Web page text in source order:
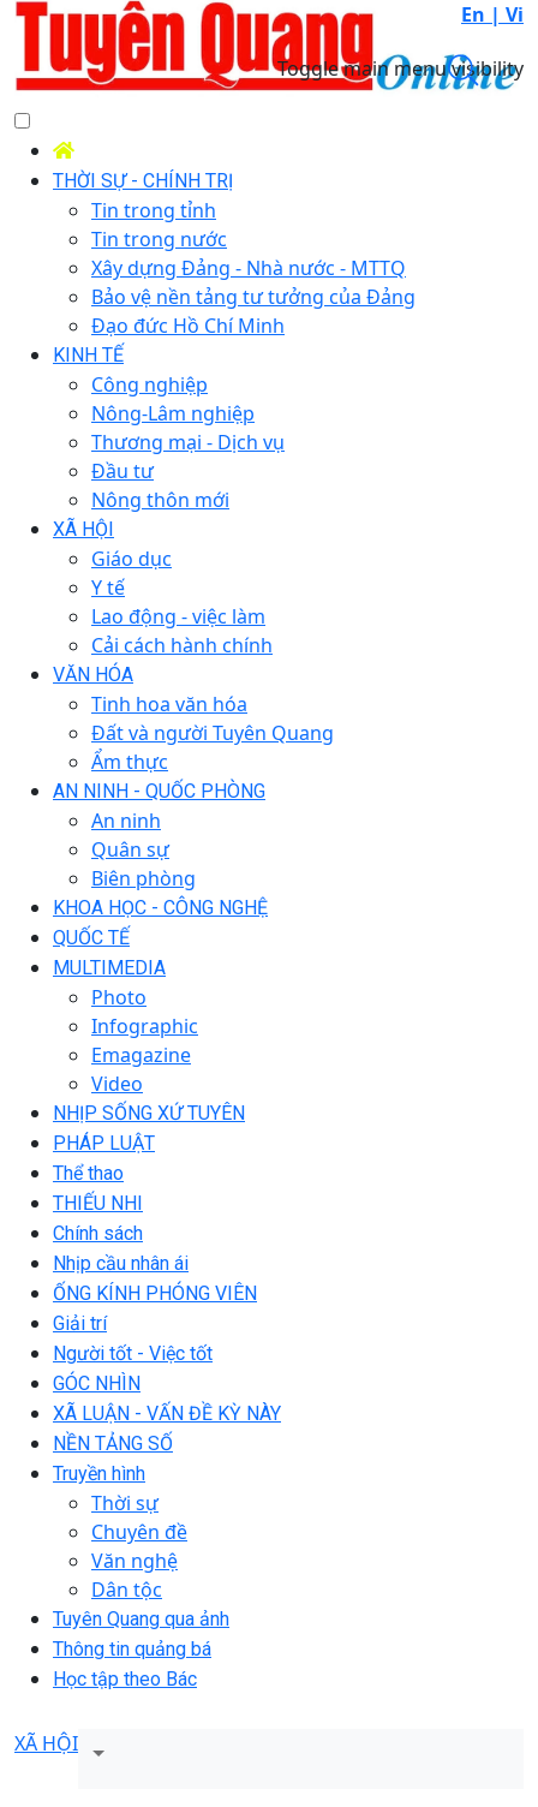
En | Vi
Toggle main menu visibility
THỜI SỰ - CHÍNH TRỊ
Tin trong tỉnh
Tin trong nước
Xây dựng Đảng - Nhà nước - MTTQ
Bảo vệ nền tảng tư tưởng của Đảng
Đạo đức Hồ Chí Minh
KINH TẾ
Công nghiệp
Nông-Lâm nghiệp
Thương mại - Dịch vụ
Đầu tư
Nông thôn mới
XÃ HỘI
Giáo dục
Y tế
Lao động - việc làm
Cải cách hành chính
VĂN HÓA
Tinh hoa văn hóa
Đất và người Tuyên Quang
Ẩm thực
AN NINH - QUỐC PHÒNG
An ninh
Quân sự
Biên phòng
KHOA HỌC - CÔNG NGHỆ
QUỐC TẾ
MULTIMEDIA
Photo
Infographic
Emagazine
Video
NHỊP SỐNG XỨ TUYÊN
PHÁP LUẬT
Thể thao
THIẾU NHI
Chính sách
Nhịp cầu nhân ái
ỐNG KÍNH PHÓNG VIÊN
Giải trí
Người tốt - Việc tốt
GÓC NHÌN
XÃ LUẬN - VẤN ĐỀ KỲ NÀY
NỀN TẢNG SỐ
Truyền hình
Thời sự
Chuyên đề
Văn nghệ
Dân tộc
Tuyên Quang qua ảnh
Thông tin quảng bá
Học tập theo Bác
XÃ HỘI